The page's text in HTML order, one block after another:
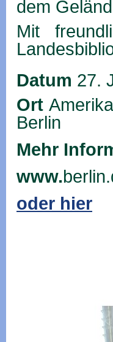
dem
Mit
Datum 27.
Ort
Berlin
Mehr
www.
oder hier